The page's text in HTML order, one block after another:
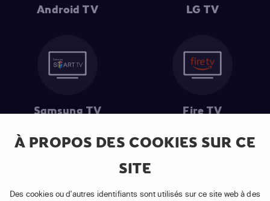
À PROPOS DES COOKIES SUR CE
SITE
Des cookies ou d'autres identifiants sont utilisés sur ce site web à des
Android TV LG TV
Samsung TV Fire TV
souscription à un abonnement APP TV Basic.